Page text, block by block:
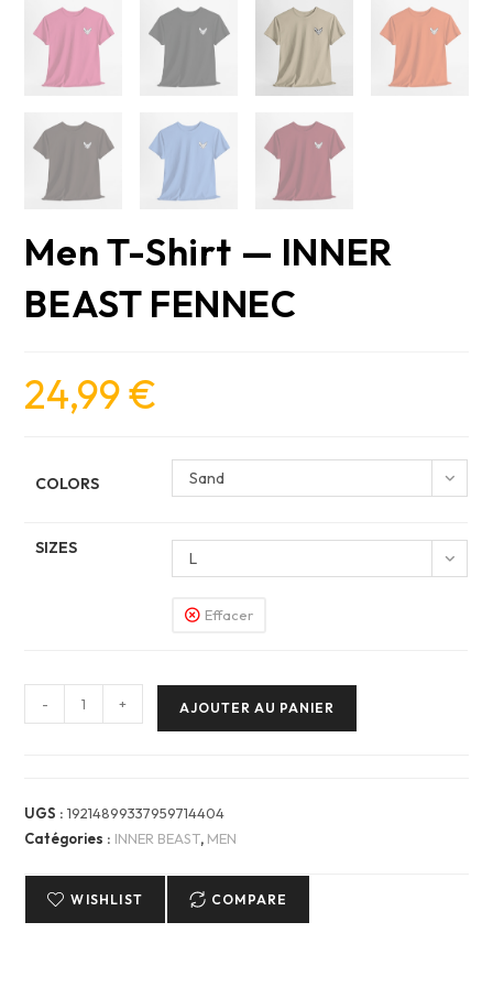
Men T-Shirt — INNER
BEAST FENNEC
24,99€
COLORS Sand
SIZES
L
Effacer
de
Shirt
—
BEAST
- + AJOUTER AU PANIER
UGS :19214899337959714404
Catégories : INNER BEAST, MEN
WISHLIST COMPARE